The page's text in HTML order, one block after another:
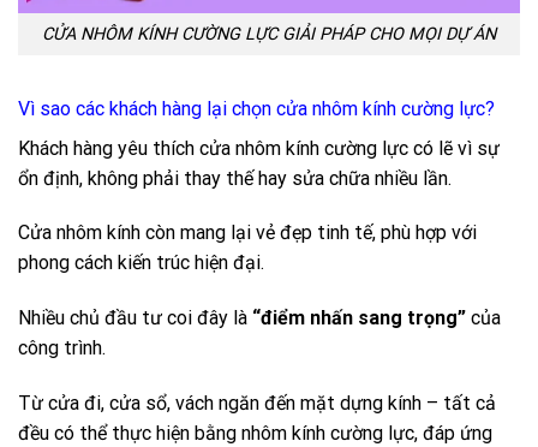
CỬA NHÔM KÍNH CƯỜNG LỰC GIẢI PHÁP CHO MỌI DỰ ÁN
Vì sao các khách hàng lại chọn cửa nhôm kính cường lực?
Khách hàng yêu thích cửa nhôm kính cường lực có lẽ vì sự
ổn định, không phải thay thế hay sửa chữa nhiều lần.
Cửa nhôm kính còn mang lại vẻ đẹp tinh tế, phù hợp với
phong cách kiến trúc hiện đại.
Nhiều chủ đầu tư coi đây là “điểm nhấn sang trọng” của
công trình.
Từ cửa đi, cửa sổ, vách ngăn đến mặt dựng kính – tất cả
đều có thể thực hiện bằng nhôm kính cường lực, đáp ứng